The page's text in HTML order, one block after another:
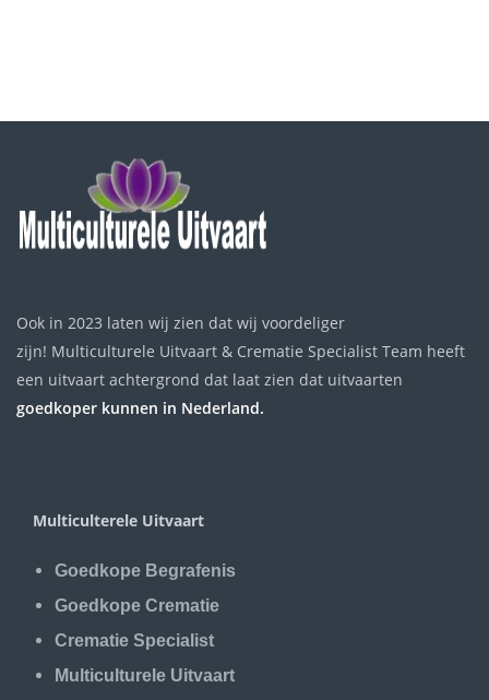
Ook in 2023 laten wij zien dat wij voordeliger
zijn! Multiculturele Uitvaart & Crematie Specialist Team heeft
een uitvaart achtergrond dat laat zien dat uitvaarten
goedkoper kunnen in Nederland.
Multiculterele Uitvaart
Goedkope Begrafenis
Goedkope Crematie
Crematie Specialist
Multiculturele Uitvaart